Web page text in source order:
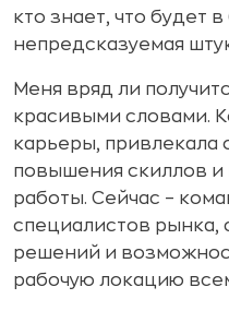
кто знает, что будет
непредсказуемая
Меня вряд ли
красивыми словами.
карьеры, привлекала
повышения скиллов и
работы. Сейчас –
специалистов рынка,
решений и
рабочую локацию